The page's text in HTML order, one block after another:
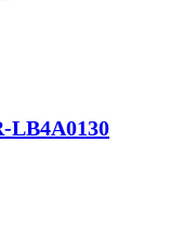
LB4A0130